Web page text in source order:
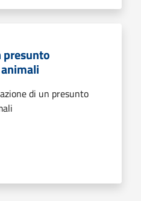
presunto
di un presunto